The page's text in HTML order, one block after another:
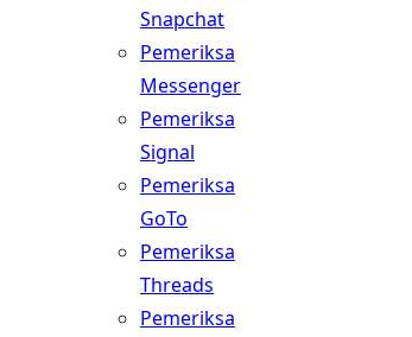
Snapchat
Pemeriksa
Messenger
Pemeriksa
Signal
Pemeriksa
GoTo
Pemeriksa
Threads
Pemeriksa